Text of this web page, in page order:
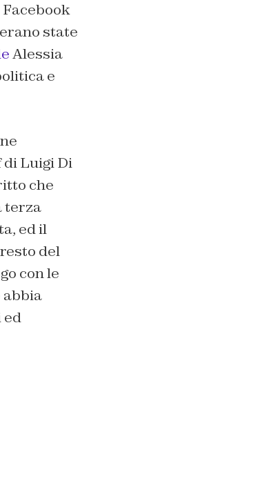
state
Alessia
e
Luigi Di
che
terza
ed il
del
con le
abbia
ed